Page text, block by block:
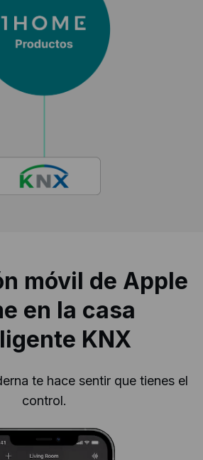
móvil de Apple
en la casa
KNX
te hace sentir que tienes el
control.